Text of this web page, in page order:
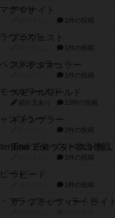
アマナイト
1件の投稿
ブラヴェスト
1件の投稿
スペクタキュラー
1件の投稿
スモールワールド
紹介文あり 13件の投稿
ギャンブラー
2件の投稿
Bitter End ブタペスト救出作戦
1件の投稿
ラピード
1件の投稿
ザ・フラッフィー・ライト